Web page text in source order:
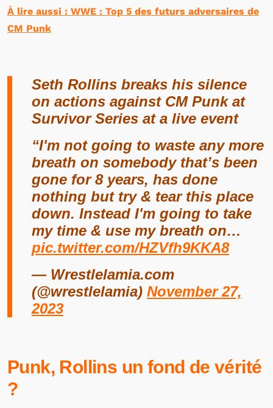
À lire aussi : WWE : Top 5 des futurs adversaires de
CM Punk
Seth Rollins breaks his silence
on actions against CM Punk at
Survivor Series at a live event
“I'm not going to waste any more
breath on somebody that’s been
gone for 8 years, has done
nothing but try & tear this place
down. Instead I'm going to take
my time & use my breath on…
pic.twitter.com/HZVfh9KKA8
— Wrestlelamia.com
(@wrestlelamia) November 27,
2023
Punk, Rollins un fond de vérité
?